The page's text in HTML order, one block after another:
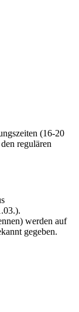
(16-20
regulären
werden auf
gegeben.